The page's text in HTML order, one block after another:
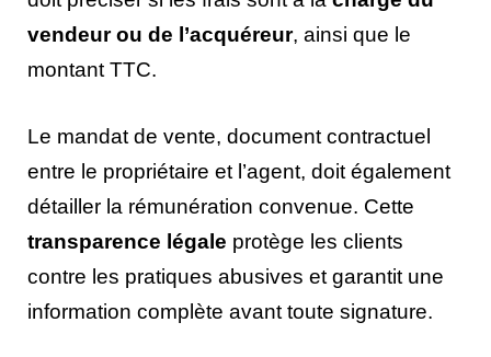
vendeur ou de l’acquéreur, ainsi que le
montant TTC.
Le mandat de vente, document contractuel
entre le propriétaire et l’agent, doit également
détailler la rémunération convenue. Cette
transparence légale protège les clients
contre les pratiques abusives et garantit une
information complète avant toute signature.